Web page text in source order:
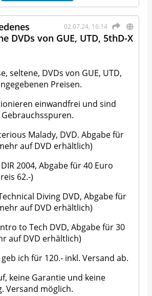
02.07.24, 16:14
DVDs von GUE, UTD, 5thD-X
seltene, DVDs von GUE, UTD,
Preisen.
einwandfrei und sind
Malady, DVD. Abgabe für
auf DVD erhältlich)
2004, Abgabe für 40 Euro
62.-)
Diving DVD, Abgabe für
auf DVD erhältlich)
to Tech DVD, Abgabe für 30
auf DVD erhältlich)
ich für 120.- inkl. Versand ab.
keine Garantie und keine
Versand möglich.